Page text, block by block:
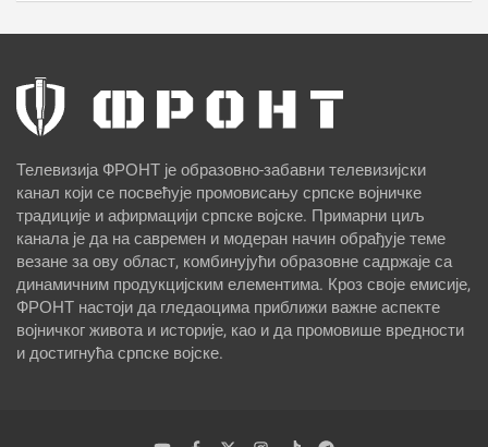
Телевизија ФРОНТ је образовно-забавни телевизијски
канал који се посвећује промовисању српске војничке
традиције и афирмацији српске војске. Примарни циљ
канала је да на савремен и модеран начин обрађује теме
везане за ову област, комбинујући образовне садржаје са
динамичним продукцијским елементима. Кроз своје емисије,
ФРОНТ настоји да гледаоцима приближи важне аспекте
војничког живота и историје, као и да промовише вредности
и достигнућа српске војске.